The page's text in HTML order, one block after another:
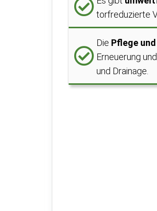
torfreduzierte
Die Pflege
Erneuerung
und Drainage.